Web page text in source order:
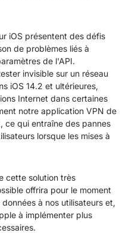
iOS présentent des défis
de problèmes liés à
de l'API.
invisible sur un réseau
iOS 14.2 et ultérieures,
Internet dans certaines
notre application VPN de
ce qui entraîne des pannes
lorsque les mises à
cette solution très
offrira pour le moment
à nos utilisateurs et,
à implémenter plus